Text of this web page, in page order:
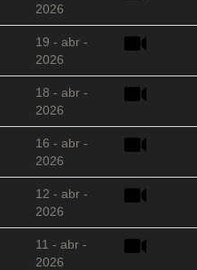
2026
19 - abr -
2026
18 - abr -
2026
16 - abr -
2026
12 - abr -
2026
11 - abr -
2026